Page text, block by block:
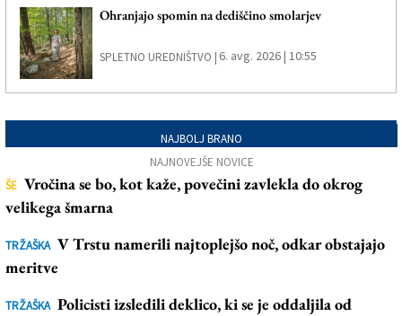
Ohranjajo spomin na dediščino smolarjev
SPLETNO UREDNIŠTVO | 6. avg. 2026 | 10:55
NAJBOLJ BRANO
NAJNOVEJŠE NOVICE
ŠE Vročina se bo, kot kaže, povečini zavlekla do okrog
velikega šmarna
TRŽAŠKA V Trstu namerili najtoplejšo noč, odkar obstajajo
meritve
TRŽAŠKA Policisti izsledili deklico, ki se je oddaljila od